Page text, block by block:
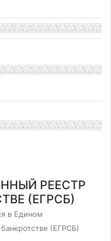
РЕЕСТР
(ЕГРСБ)
в Едином
(ЕГРСБ)